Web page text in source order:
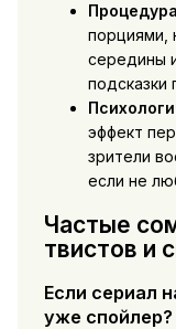
порциями,
середины
подсказки
эффект
зрители
если не
Частые
твистов и
Если сериал
уже спойлер?